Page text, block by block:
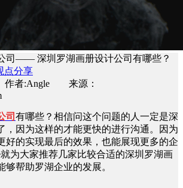
司—— 深圳罗湖画册设计公司有哪些？
点分享
作者:Angle 来源：
司 有哪些？相信问这个问题的人一定是深
，因为这样的才能更快的进行沟通。因为
好的实现最后的效果，也能展现更多的企
为大家推荐几家比较合适的深圳罗湖画
够帮助罗湖企业的发展。